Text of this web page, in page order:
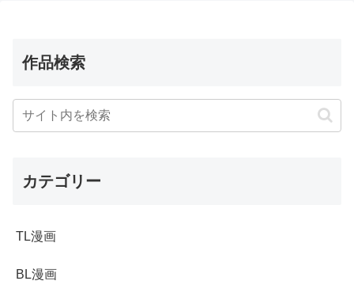
作品検索
カテゴリー
TL漫画
BL漫画